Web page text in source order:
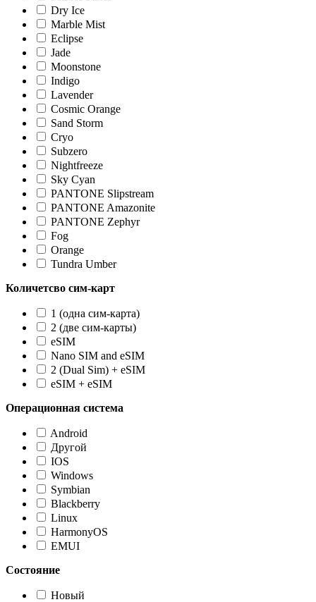
Dry Ice
Marble Mist
Eclipse
Jade
Moonstone
Indigo
Lavender
Cosmic Orange
Sand Storm
Cryo
Subzero
Nightfreeze
Sky Cyan
PANTONE Slipstream
PANTONE Amazonite
PANTONE Zephyr
Fog
Orange
Tundra Umber
Количетсво сим-карт
1 (одна сим-карта)
2 (две сим-карты)
eSIM
Nano SIM and eSIM
2 (Dual Sim) + eSIM
eSIM + eSIM
Операционная система
Android
Другой
IOS
Windows
Symbian
Blackberry
Linux
HarmonyOS
EMUI
Состояние
Новый